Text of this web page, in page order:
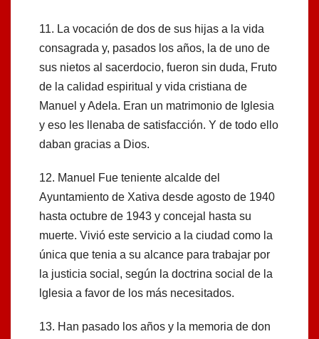
11. La vocación de dos de sus hijas a la vida
consagrada y, pasados los años, la de uno de
sus nietos al sacerdocio, fueron sin duda, Fruto
de la calidad espiritual y vida cristiana de
Manuel y Adela. Eran un matrimonio de Iglesia
y eso les llenaba de satisfacción. Y de todo ello
daban gracias a Dios.
12. Manuel Fue teniente alcalde del
Ayuntamiento de Xativa desde agosto de 1940
hasta octubre de 1943 y concejal hasta su
muerte. Vivió este servicio a la ciudad como la
única que tenia a su alcance para trabajar por
la justicia social, según la doctrina social de la
lglesia a favor de los más necesitados.
13. Han pasado los años y la memoria de don